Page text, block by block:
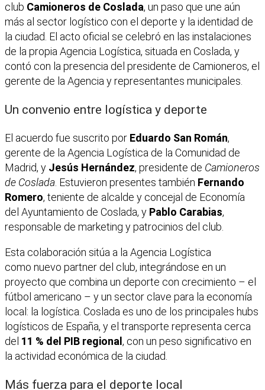
club Camioneros de Coslada, un paso que une aún
más al sector logístico con el deporte y la identidad de
la ciudad. El acto oficial se celebró en las instalaciones
de la propia Agencia Logística, situada en Coslada, y
contó con la presencia del presidente de Camioneros, el
gerente de la Agencia y representantes municipales.
Un convenio entre logística y deporte
El acuerdo fue suscrito por Eduardo San Román,
gerente de la Agencia Logística de la Comunidad de
Madrid, y Jesús Hernández, presidente de Camioneros
de Coslada. Estuvieron presentes también Fernando
Romero, teniente de alcalde y concejal de Economía
del Ayuntamiento de Coslada, y Pablo Carabias,
responsable de marketing y patrocinios del club.
Esta colaboración sitúa a la Agencia Logística
como nuevo partner del club, integrándose en un
proyecto que combina un deporte con crecimiento – el
fútbol americano – y un sector clave para la economía
local: la logística. Coslada es uno de los principales hubs
logísticos de España, y el transporte representa cerca
del 11 % del PIB regional , con un peso significativo en
la actividad económica de la ciudad.
Más fuerza para el deporte local